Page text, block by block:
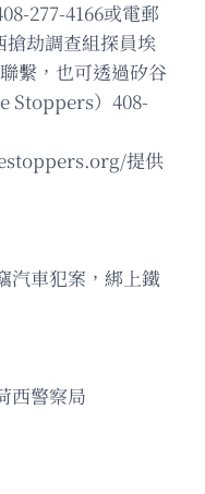
277-4166或電郵
搶劫調查組探員埃
繫，也可透過矽谷
Stoppers）408-
提供
汽車犯案，綁上鐵
西警察局